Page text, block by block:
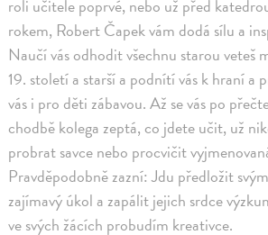
roli učitele poprvé, nebo už před
rokem, Robert Čapek vám dodá sílu a
Naučí vás odhodit všechnu starou veteš
19. století a starší a podnítí vás k hraní a
vás i pro děti zábavou. Až se vás po
chodbě kolega zeptá, co jdete učit, už
probrat savce nebo procvičit
Pravděpodobně zazní: Jdu předložit
zajímavý úkol a zapálit jejich srdce
ve svých žácích probudím kreativce.